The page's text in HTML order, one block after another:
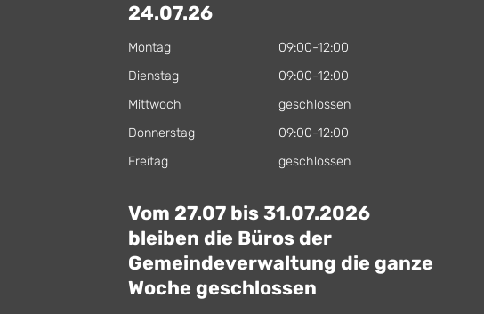
24.07.26
Montag
09:00-12:00
Dienstag
09:00-12:00
Mittwoch
geschlossen
Donnerstag
09:00-12:00
Freitag
geschlossen
Vom 27.07 bis 31.07.2026
bleiben die Büros der
Gemeindeverwaltung die ganze
Woche geschlossen